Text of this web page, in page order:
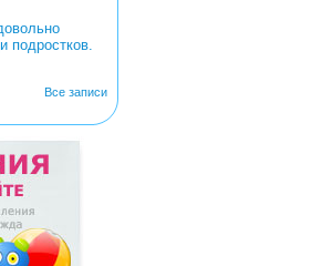
подростков.
Все записи